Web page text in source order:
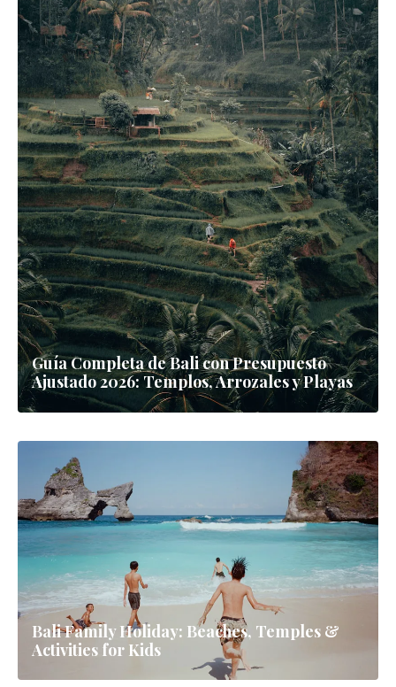
Ciudades ▼
Bali
La isla paraíso de Indonesia con templos sagrados
11 guías
Todas las Guías Viajes por Carretera